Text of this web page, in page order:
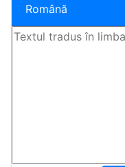
Română